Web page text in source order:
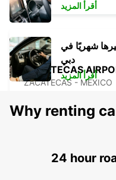
ZACATECAS
ZACATECAS - MEXICO
ZACATECAS -
أقرأ المزيد
شهريًا في
دبي
أقرأ المزيد
Why renting
24 hour